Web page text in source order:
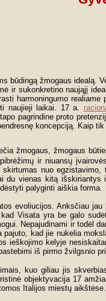
būdingą žmogaus
ir sukonkretino naująjį
harmoningumo
naujieji laikai. 17 a.
pagrindine proto
koncepciją. Kaip
žmogaus, žmogaus
ir niuansų
nuo
vienas kitą
palyginti aiškia forma.
evoliucijos. Anksčiau
Visata yra be galo
Nepajudinami ir todėl
kad jie nukelia
ieškojimo kelyje
iš pirmo žvilgsnio
kuo giliau jis
objektyvacija 17
Italijos miestų aikštėse.